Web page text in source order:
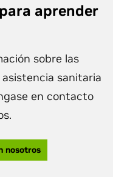
aprender
sobre las
sanitaria
en contacto
nosotros